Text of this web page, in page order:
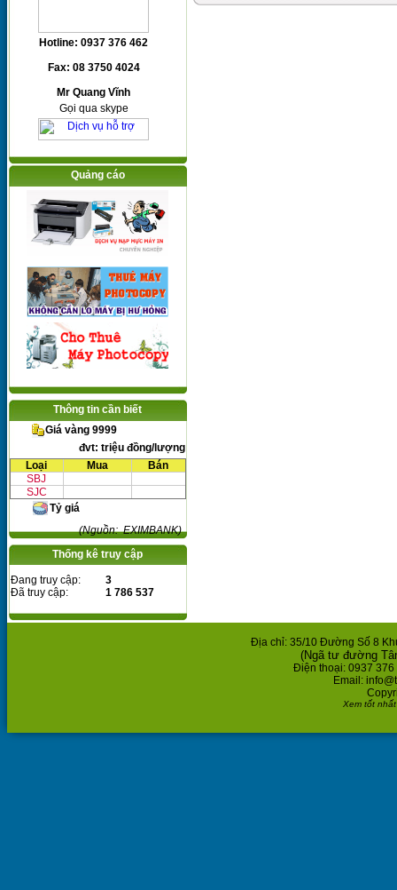
Hotline: 0937 376 462
Fax: 08 3750 4024
Mr Quang Vĩnh
Gọi qua skype
Quảng cáo
Thông tin cần biết
Giá vàng 9999
đvt: triệu đồng/lượng
Loại
Mua
Bán
SBJ
SJC
Tỷ giá
(Nguồn: EXIMBANK)
Thống kê truy cập
Đang truy cập:
3
Đã truy cập:
1 786 537
Địa chỉ: 35/10 Đường Số 8
(Ngã tư đường
Điện thoại: 0937 376
Email:
Xem tốt